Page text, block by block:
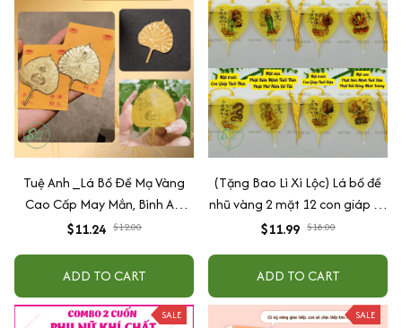
SALE
Tuệ Anh _Lá Bồ Đề Mạ Vàng
Cao Cấp May Mắn, Bình An,
Chiêu Tài Lộc
$11.24 $12.00
ADD TO CART
SALE
(Tặng Bao Lì Xì Lộc) Lá bồ đề
nhũ vàng 2 mặt 12 con giáp và
phật bản mệnh, để ốp lưng
điện thoại, treo xe ô tô đã khai
quang
$11.99 $18.00
ADD TO CART